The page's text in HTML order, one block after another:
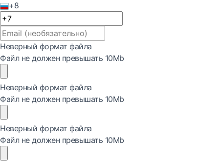
+8
Неверный формат файла
Файл не должен превышать 10Mb
Неверный формат файла
Файл не должен превышать 10Mb
Неверный формат файла
Файл не должен превышать 10Mb